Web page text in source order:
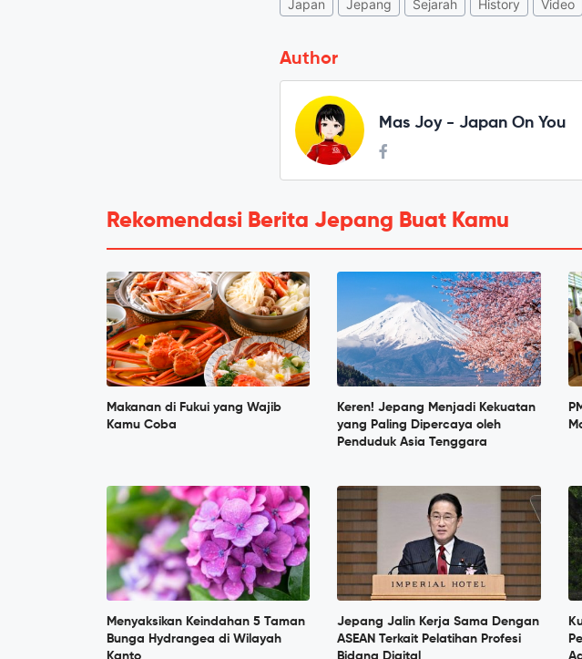
Japan Jepang Sejarah History Video
Author
Mas Joy - Japan On You
Rekomendasi Berita Jepang Buat Kamu
Makanan di Fukui yang Wajib
Kamu Coba
Keren! Jepang Menjadi Kekuatan
yang Paling Dipercaya oleh
Penduduk Asia Tenggara
Menyaksikan Keindahan 5 Taman
Bunga Hydrangea di Wilayah
Kanto
Jepang Jalin Kerja Sama Dengan
ASEAN Terkait Pelatihan Profesi
Bidang Digital